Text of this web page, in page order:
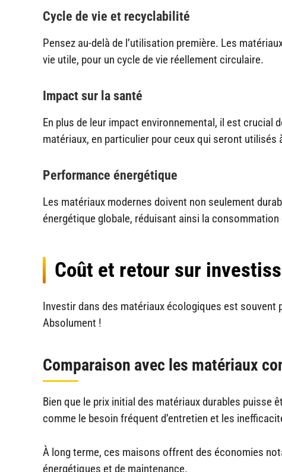
Cycle de vie et recyclabilité
Pensez au-delà de l’utilisation première. Les
vie utile, pour un cycle de vie réellement circulaire.
Impact sur la santé
En plus de leur impact environnemental, il est
matériaux, en particulier pour ceux qui seront utilisés
Performance énergétique
Les matériaux modernes doivent non seulement
énergétique globale, réduisant ainsi la consommation
Coût et retour sur
Investir dans des matériaux écologiques est souvent
Absolument !
Comparaison avec les matériaux
Bien que le prix initial des matériaux durables puisse
comme le besoin fréquent d’entretien et les
À long terme, ces maisons offrent des économies
énergétiques et de maintenance.